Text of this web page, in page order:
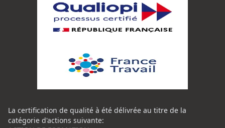
La certification de qualité à été délivrée au titre de la
catégorie d'actions suivante: